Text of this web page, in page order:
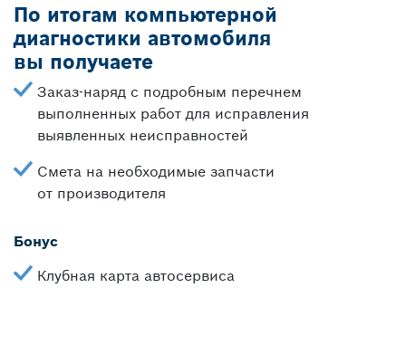
По итогам компьютерной
диагностики автомобиля
вы получаете
Заказ-наряд с подробным перечнем
выполненных работ для исправления
выявленных неисправностей
Смета на необходимые запчасти
от производителя
Бонус
Клубная карта автосервиса